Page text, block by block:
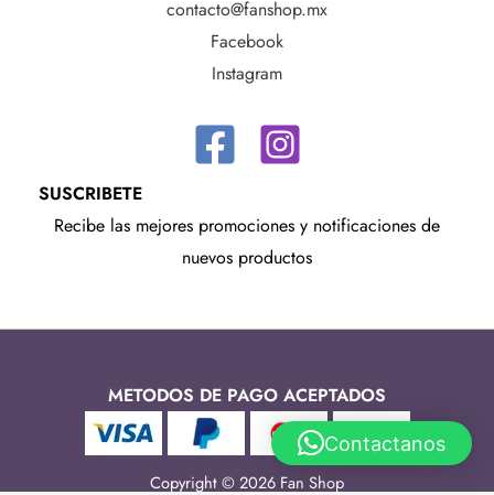
contacto@fanshop.mx
Facebook
Instagram
SUSCRIBETE
Recibe las mejores promociones y notificaciones de
nuevos productos
METODOS DE PAGO ACEPTADOS
Copyright © 2026 Fan Shop
Contactanos